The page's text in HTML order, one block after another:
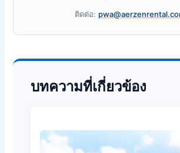
ติดต่อ:
บทความที่เกี่ยวข้อง